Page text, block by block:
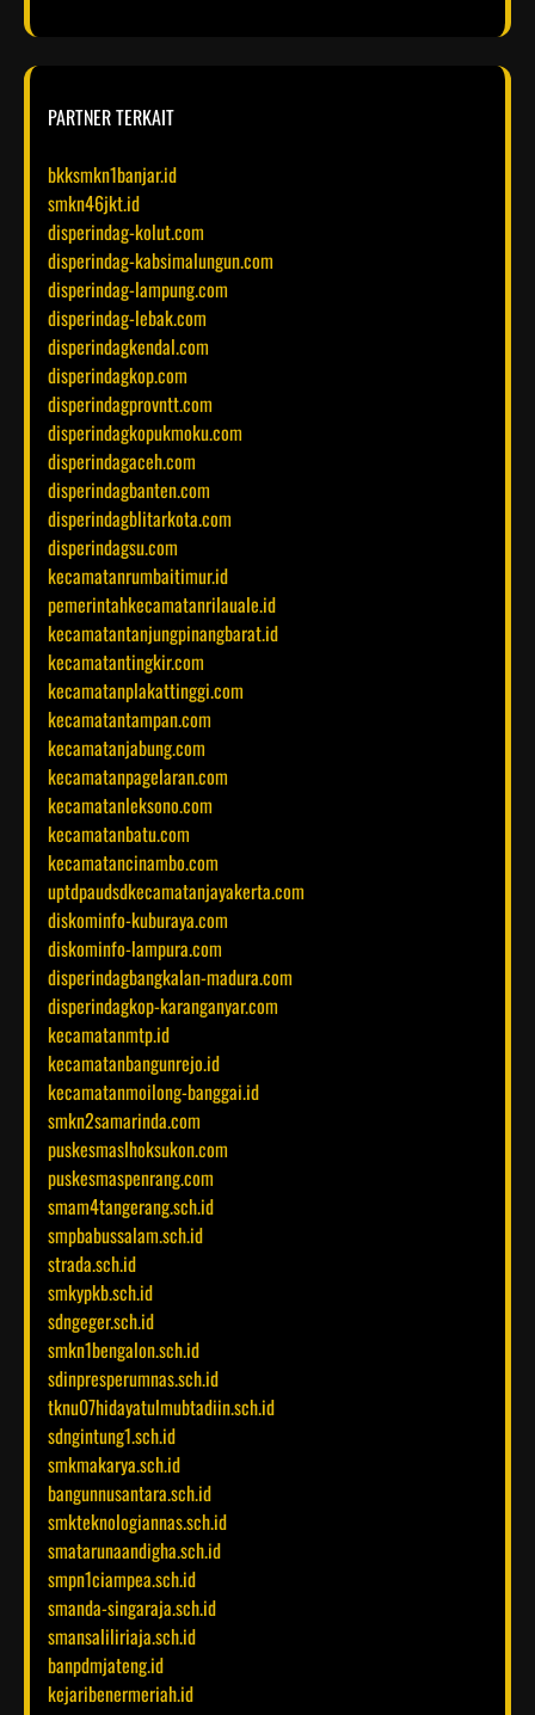
PARTNER TERKAIT
bkksmkn1banjar.id
smkn46jkt.id
disperindag-kolut.com
disperindag-kabsimalungun.com
disperindag-lampung.com
disperindag-lebak.com
disperindagkendal.com
disperindagkop.com
disperindagprovntt.com
disperindagkopukmoku.com
disperindagaceh.com
disperindagbanten.com
disperindagblitarkota.com
disperindagsu.com
kecamatanrumbaitimur.id
pemerintahkecamatanrilauale.id
kecamatantanjungpinangbarat.id
kecamatantingkir.com
kecamatanplakattinggi.com
kecamatantampan.com
kecamatanjabung.com
kecamatanpagelaran.com
kecamatanleksono.com
kecamatanbatu.com
kecamatancinambo.com
uptdpaudsdkecamatanjayakerta.com
diskominfo-kuburaya.com
diskominfo-lampura.com
disperindagbangkalan-madura.com
disperindagkop-karanganyar.com
kecamatanmtp.id
kecamatanbangunrejo.id
kecamatanmoilong-banggai.id
smkn2samarinda.com
puskesmaslhoksukon.com
puskesmaspenrang.com
smam4tangerang.sch.id
smpbabussalam.sch.id
strada.sch.id
smkypkb.sch.id
sdngeger.sch.id
smkn1bengalon.sch.id
sdinpresperumnas.sch.id
tknu07hidayatulmubtadiin.sch.id
sdngintung1.sch.id
smkmakarya.sch.id
bangunnusantara.sch.id
smkteknologiannas.sch.id
smatarunaandigha.sch.id
smpn1ciampea.sch.id
smanda-singaraja.sch.id
smansaliliriaja.sch.id
banpdmjateng.id
kejaribenermeriah.id